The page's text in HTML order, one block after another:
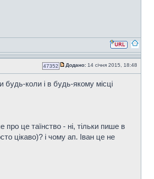
47352 Додано: 14 січня 2015, 18:48
будь-коли і в будь-якому місці
це таїнство - ні, тільки пише в
цікаво)? і чому ап. Іван це не